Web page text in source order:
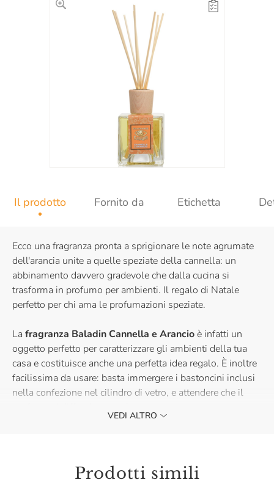
Il prodotto Fornito da Etichetta
Ecco una fragranza pronta a sprigionare le note agrumate
dell'arancia unite a quelle speziate della cannella: un
abbinamento davvero gradevole che dalla cucina si
trasforma in profumo per ambienti. Il regalo di Natale
perfetto per chi ama le profumazioni speziate.
La fragranza Baladin Cannella e Arancioè infatti un
oggetto perfetto per caratterizzare gli ambienti della tua
casa e costituisce anche una perfetta idea regalo. È inoltre
facilissima da usare: basta immergere i bastoncini inclusi
nella confezione nel cilindro di vetro, e attendere che il
Il colore del liquido della fragranza potrebbe variare.
VEDI ALTRO
Prodotti simili